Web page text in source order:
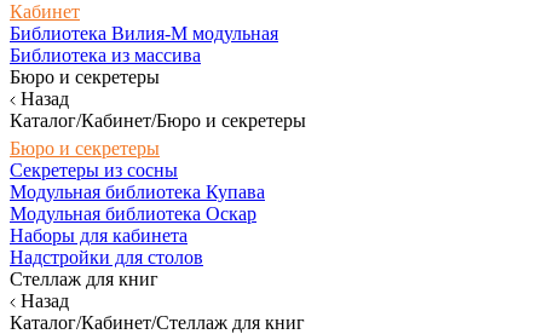
Кабинет
Библиотека Вилия-М модульная
Библиотека из массива
Бюро и секретеры
Назад
Каталог/Кабинет/Бюро и секретеры
Бюро и секретеры
Секретеры из сосны
Модульная библиотека Купава
Модульная библиотека Оскар
Наборы для кабинета
Надстройки для столов
Стеллаж для книг
Назад
Каталог/Кабинет/Стеллаж для книг